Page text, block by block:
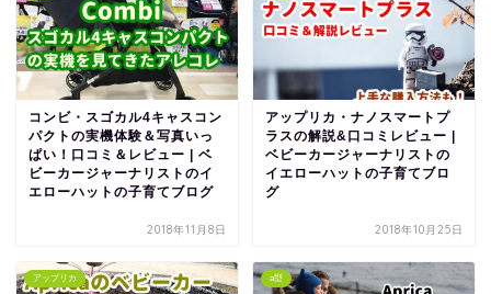
コンビ・スゴカル4キャスコン
パクトの実機体験＆写真いっ
ぱい！口コミ＆レビュー | ベ
ビーカージャーナリストのイ
エローハットの子育てブログ
2018年11月8日
アップリカ・ナノスマートプ
ラスの解説&口コミレビュー |
ベビーカージャーナリストの
イエローハットの子育てブロ
グ
2018年10月25日
アップリカ a型